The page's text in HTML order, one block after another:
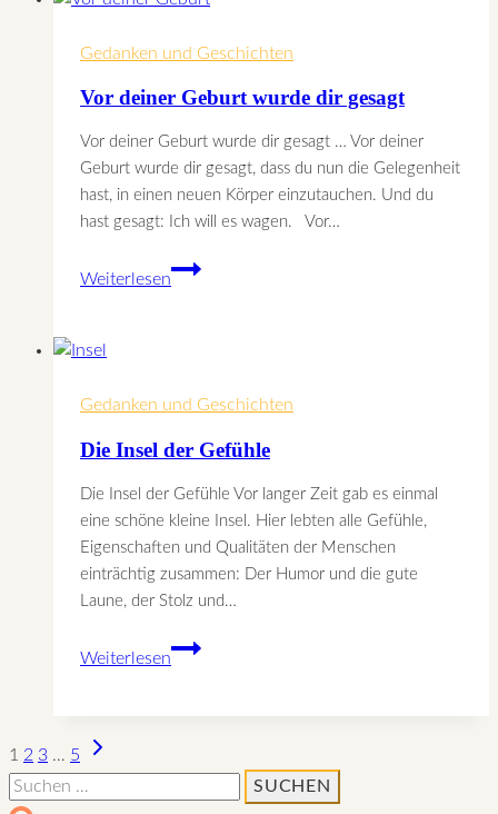
Gedanken und Geschichten
Vor deiner Geburt wurde dir gesagt
Vor deiner Geburt wurde dir gesagt … Vor deiner
Geburt wurde dir gesagt, dass du nun die Gelegenheit
hast, in einen neuen Körper einzutauchen. Und du
hast gesagt: Ich will es wagen. Vor…
Weiterlesen
Vor
gesagt
Gedanken und Geschichten
Die Insel der Gefühle
Die Insel der Gefühle Vor langer Zeit gab es einmal
eine schöne kleine Insel. Hier lebten alle Gefühle,
Eigenschaften und Qualitäten der Menschen
einträchtig zusammen: Der Humor und die gute
Laune, der Stolz und…
Weiterlesen
Die
Seitennavigation
1 2 3 … 5
Nächste
Seite
Suchen
nach: